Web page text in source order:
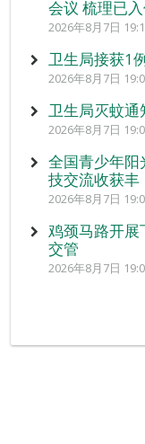
会议 梳理已
2026年8月7日
卫生局接获1
2026年8月7日
卫生局灭蚊通
2026年8月7日
全国青少年阳
技交流收获丰
2026年8月7日
鸡颈马路开
交管
2026年8月7日